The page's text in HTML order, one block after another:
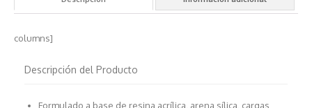
columns]
Descripción del Producto
Formulado a base de resina acrílica, arena sílica, cargas